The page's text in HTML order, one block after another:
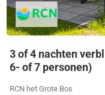
3 of 4 nachten
6- of 7 personen)
RCN het Grote Bos